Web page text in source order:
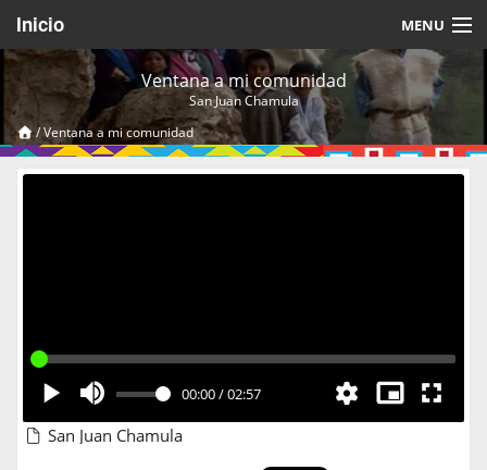
Inicio MENU
Acerca de
Videos Temáticos
Cerrar Sesión
Ventana a mi comunidad
San Juan Chamula
/Ventana a mi comunidad
00:00/02:57
San Juan Chamula